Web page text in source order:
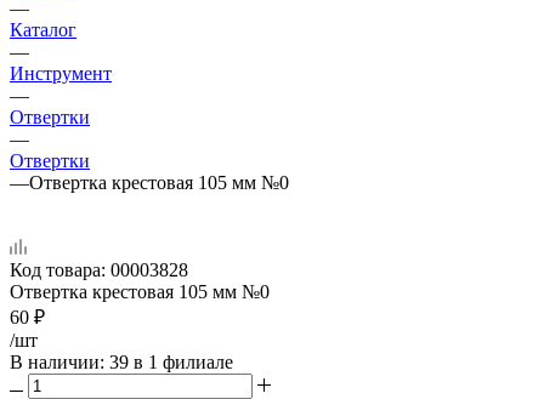
—
Каталог
—
Инструмент
—
Отвертки
—
Отвертки
—Отвертка крестовая 105 мм №0
Код товара: 00003828
Отвертка крестовая 105 мм №0
60 ₽
/шт
В наличии: 39 в 1 филиале